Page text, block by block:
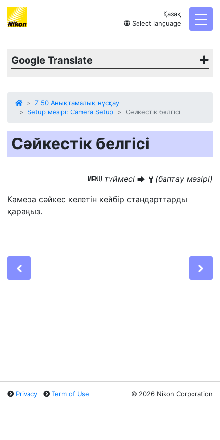
Қазақ
Select language
Google Translate
Z 50 Анықтамалық нұсқау
Setup мәзірі: Camera Setup
Сәйкестік белгісі
Сәйкестік белгісі
G түймесі U B (баптау мәзірі)
Камера сәйкес келетін кейбір стандарттарды
қараңыз.
Privacy Term of Use © 2026 Nikon Corporation